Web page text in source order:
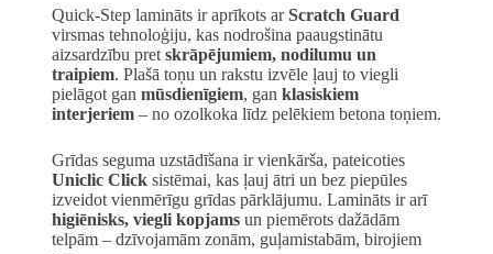
Quick-Step lamināts ir aprīkots arScratch Guard
virsmas tehnoloģiju, kas nodrošina paaugstinātu
aizsardzību pret skrāpējumiem, nodilumu un
traipiem. Plašā toņu un rakstu izvēle ļauj to viegli
pielāgot gan mūsdienīgiem, gan klasiskiem
interjeriem– no ozolkoka līdz pelēkiem betona toņiem.
Grīdas seguma uzstādīšana ir vienkārša, pateicoties
Uniclic Clicksistēmai, kas ļauj ātri un bez piepūles
izveidot vienmērīgu grīdas pārklājumu. Lamināts ir arī
higiēnisks, viegli kopjamsun piemērots dažādām
telpām – dzīvojamām zonām, guļamistabām, birojiem